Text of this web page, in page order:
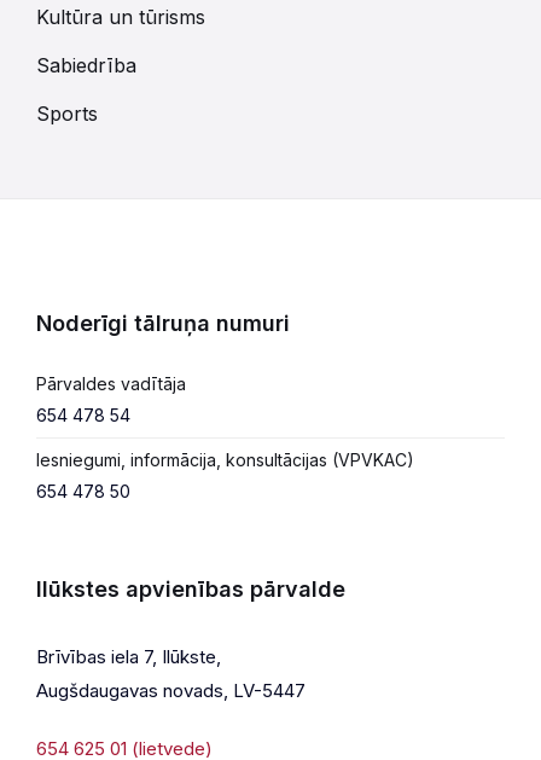
Kultūra un tūrisms
Sabiedrība
Sports
Noderīgi tālruņa numuri
Pārvaldes vadītāja
654 478 54
Iesniegumi, informācija, konsultācijas (VPVKAC)
654 478 50
Ilūkstes apvienības pārvalde
Brīvības iela 7, Ilūkste,
Augšdaugavas novads, LV-5447
654 625 01 (lietvede)